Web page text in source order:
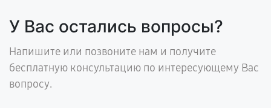
У Вас остались вопросы?
Напишите или позвоните нам и получите
бесплатную консультацию по интересующему Вас
вопросу.